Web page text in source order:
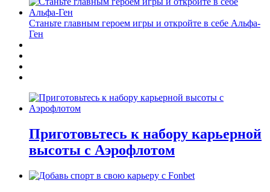
Станьте главным героем игры и откройте в себе Альфа-
Ген
Приготовьтесь к набору карьерной
высоты с Аэрофлотом